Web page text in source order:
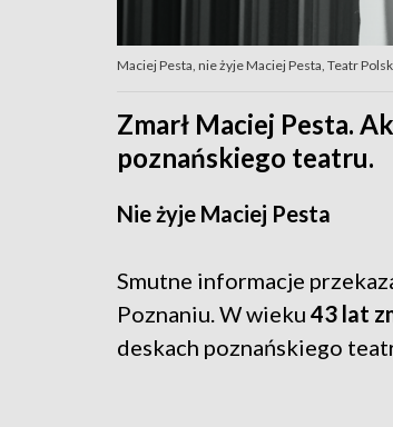
Maciej Pesta, nie żyje Maciej Pesta, Teatr
Zmarł Maciej Pesta.
poznańskiego teatru.
Nie żyje Maciej Pesta
Smutne informacje
Poznaniu. W wieku 43 lat
deskach poznańskiego